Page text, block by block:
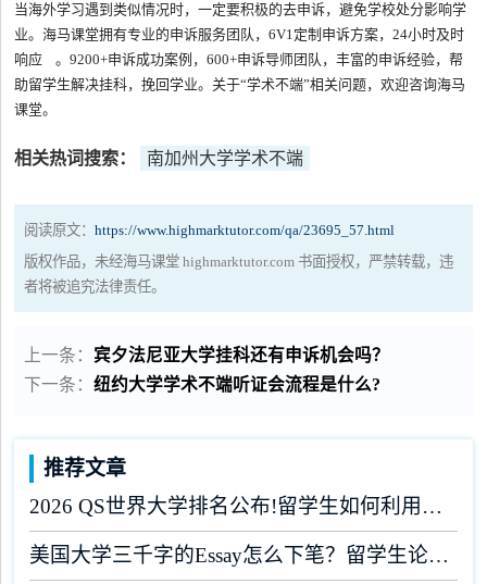
当海外学习遇到类似情况时，一定要积极的去申诉，避免学校处分影响学
业。海马课堂拥有专业的申诉服务团队，6V1定制申诉方案，24小时及时
响应 。9200+申诉成功案例，600+申诉导师团队，丰富的申诉经验，帮
助留学生解决挂科，挽回学业。关于“学术不端”相关问题，欢迎咨询海马
课堂。
相关热词搜索： 南加州大学学术不端
阅读原文：https://www.highmarktutor.com/qa/23695_57.html
版权作品，未经海马课堂 highmarktutor.com 书面授权，严禁转载，违
者将被追究法律责任。
上一条： 宾夕法尼亚大学挂科还有申诉机会吗？
下一条：纽约大学学术不端听证会流程是什么?
推荐文章
2026 QS世界大学排名公布!留学生如何利用榜单做好学业规划?
美国大学三千字的Essay怎么下笔？留学生论文辅导